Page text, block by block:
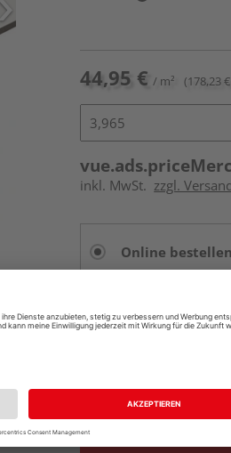
44,95 € / m² (178,23
inkl. MwSt. zzgl.
Online bestellen
Verfügbar in der